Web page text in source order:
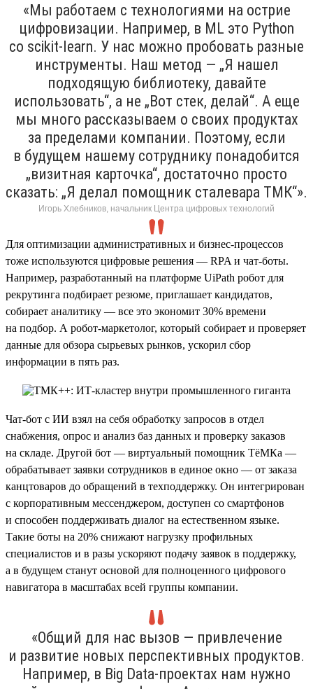
«Мы работаем с технологиями на острие
цифровизации. Например, в ML это Python
со scikit-learn. У нас можно пробовать разные
инструменты. Наш метод — „Я нашел
подходящую библиотеку, давайте
использовать“, а не „Вот стек, делай“. А еще
мы много рассказываем о своих продуктах
за пределами компании. Поэтому, если
в будущем нашему сотруднику понадобится
„визитная карточка“, достаточно просто
сказать: „Я делал помощник сталевара ТМК“».
Игорь Хлебников, начальник Центра цифровых технологий
Для оптимизации административных и бизнес-процессов
тоже используются цифровые решения — RPA и чат-боты.
Например, разработанный на платформе UiPath робот для
рекрутинга подбирает резюме, приглашает кандидатов,
собирает аналитику — все это экономит 30% времени
на подбор. А робот-маркетолог, который собирает и проверяет
данные для обзора сырьевых рынков, ускорил сбор
информации в пять раз.
Чат-бот с ИИ взял на себя обработку запросов в отдел
снабжения, опрос и анализ баз данных и проверку заказов
на складе. Другой бот — виртуальный помощник ТёМКа —
обрабатывает заявки сотрудников в единое окно — от заказа
канцтоваров до обращений в техподдержку. Он интегрирован
с корпоративным мессенджером, доступен со смартфонов
и способен поддерживать диалог на естественном языке.
Такие боты на 20% снижают нагрузку профильных
специалистов и в разы ускоряют подачу заявок в поддержку,
а в будущем станут основой для полноценного цифрового
навигатора в масштабах всей группы компании.
«Общий для нас вызов — привлечение
и развитие новых перспективных продуктов.
Например, в Big Data-проектах нам нужно